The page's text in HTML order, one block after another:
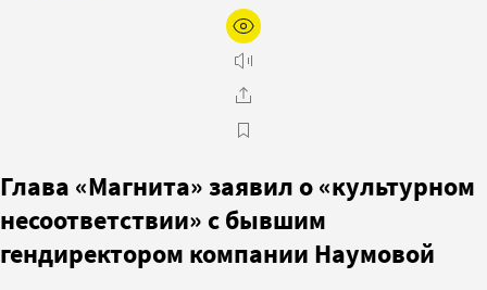
Глава «Магнита» заявил о «культурном
несоответствии» с бывшим
гендиректором компании Наумовой